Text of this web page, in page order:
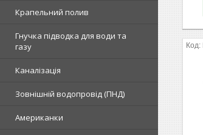
Крапельний полив
Гнучка підводка для води та
газу
Каналізація
Зовнішній водопровід (ПНД)
Американки